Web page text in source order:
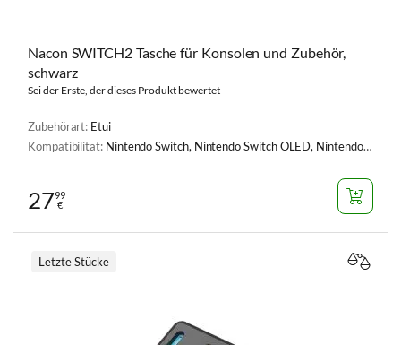
Nacon SWITCH2 Tasche für Konsolen und Zubehör,
schwarz
Sei der Erste, der dieses Produkt bewertet
Zubehörart: Etui
Kompatibilität: Nintendo Switch, Nintendo Switch OLED, Nintendo Switch Lite, Nintendo Switch 2
2799
€
Letzte Stücke